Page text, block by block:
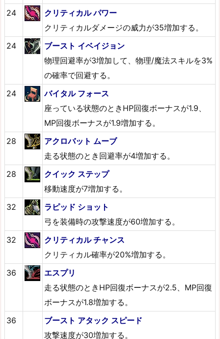
24
クリティカル パワー
クリティカルダメージの威力が35増加する。
24
ブースト イベイジョン
物理回避率が3増加して、物理/魔法スキルを3%
の確率で回避する。
24
バイタル フォース
座っている状態のときHP回復ボーナスが1.9、
MP回復ボーナスが1.9増加する。
28
アクロバット ムーブ
走る状態のとき回避率が4増加する。
28
クイック ステップ
移動速度が7増加する。
32
ラピッド ショット
弓を装備時の攻撃速度が60増加する。
32
クリティカル チャンス
クリティカル確率が20%増加する。
36
エスプリ
走る状態のときHP回復ボーナスが2.5、MP回復
ボーナスが1.8増加する。
36
ブースト アタック スピード
攻撃速度が30増加する。